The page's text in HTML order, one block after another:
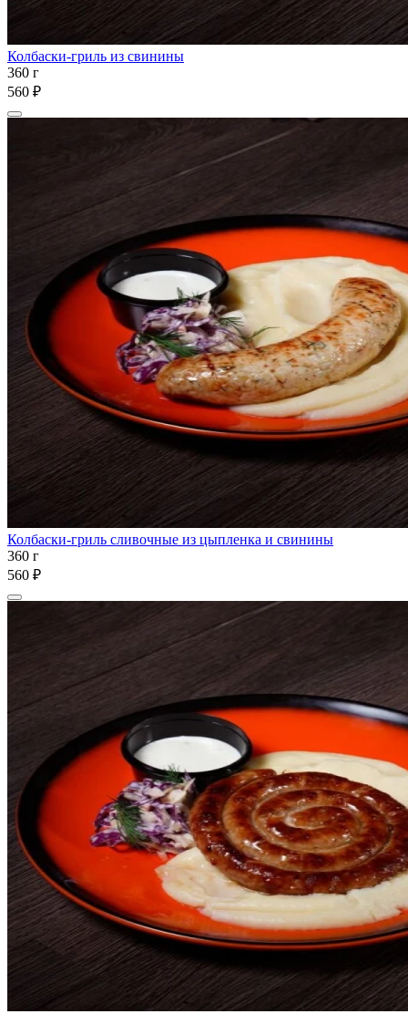
Колбаски-гриль из свинины
360 г
560 ₽
Колбаски-гриль сливочные из цыпленка и свинины
360 г
560 ₽